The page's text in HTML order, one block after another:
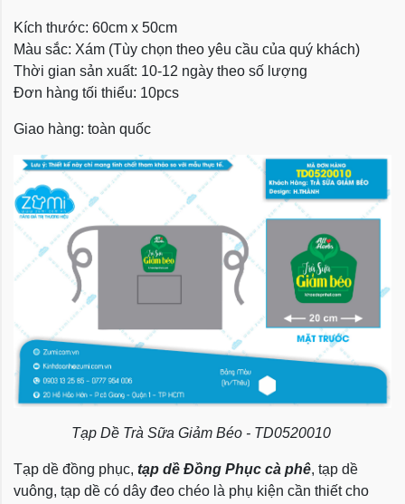
Kích thước: 60cm x 50cm
Màu sắc: Xám (Tùy chọn theo yêu cầu của quý khách)
Thời gian sản xuất: 10-12 ngày theo số lượng
Đơn hàng tối thiểu: 10pcs
Giao hàng: toàn quốc
Tạp Dề Trà Sữa Giảm Béo - TD0520010
Tạp dề đồng phục, tạp dề Đồng Phục cà phê, tạp dề
vuông, tạp dề có dây đeo chéo là phụ kiện cần thiết cho